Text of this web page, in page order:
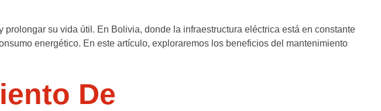
su vida útil. En Bolivia, donde la infraestructura eléctrica está en constante
energético. En este artículo, exploraremos los beneficios del mantenimiento
De